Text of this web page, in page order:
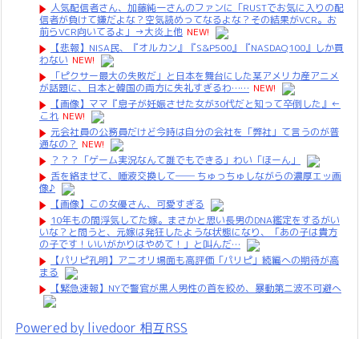
人気配信者さん、加藤純一さんのファンに「RUSTでお気に入りの配
信者が負けて嫌だよな？空気読めってなるよな？その結果がVCR。お
前らVCR向いてるよ」→大炎上他 NEW!
【悲報】NISA民、『オルカン』『S&P500』『NASDAQ100』しか買
わない NEW!
「ピクサー最大の失敗だ」と日本を舞台にした某アメリカ産アニメ
が話題に、日本と韓国の両方に失礼すぎるわ…… NEW!
【画像】ママ『息子が妊娠させた女が30代だと知って卒倒した』←
これ NEW!
元会社員の公務員だけど今時は自分の会社を「弊社」て言うのが普
通なの？ NEW!
？？？「ゲーム実況なんて誰でもできる」わい「ほーん」
舌を絡ませて、唾液交換して── ちゅっちゅしながらの濃厚エッ画
像♪
【画像】この女優さん、可愛すぎる
10年もの間浮気してた嫁。まさかと思い長男のDNA鑑定をするがい
いな？と問うと、元嫁は発狂したような状態になり、「あの子は貴方
の子です！いいがかりはやめて！」と叫んだ…
【パリピ孔明】アニオリ場面も高評価「パリピ」続編への期待が高
まる
【緊急速報】NYで警官が黒人男性の首を絞め、暴動第二波不可避へ
Powered by livedoor 相互RSS